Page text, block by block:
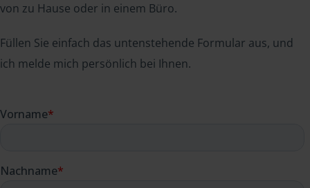
von zu Hause oder in einem Büro.
Füllen Sie einfach das untenstehende Formular aus, und
ich melde mich persönlich bei Ihnen.